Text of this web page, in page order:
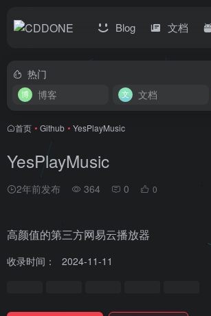
Blog 文档
热门
博客
文档
首页 • Github • YesPlayMusic
YesPlayMusic
2年前发布 364 0 0
高颜值的第三方网易云播放器
收录时间： 2024-11-11